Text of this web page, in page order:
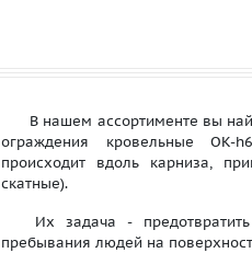
В нашем ассортименте вы
ограждения кровельные OK-
происходит вдоль карниза,
скатные).
Их задача - предотвратить
пребывания людей на